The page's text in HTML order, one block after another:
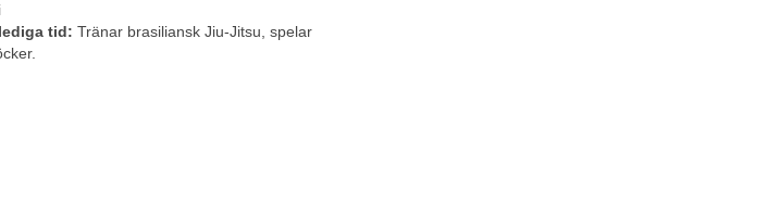
tid: Tränar brasiliansk Jiu-Jitsu, spelar